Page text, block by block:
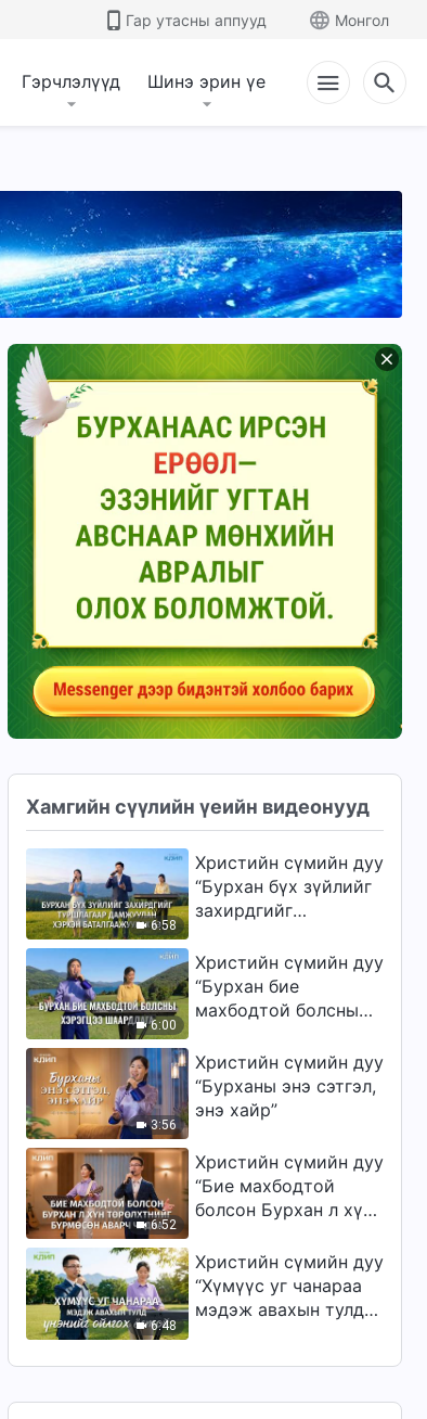
Гар утасны аппууд Монгол
Гэрчлэлүүд Шинэ эрин үе
үг
Хамгийн сүүлийн үеийн видеонууд
6:58
Христийн сүмийн дуу
“Бурхан бүх зүйлийг
захирдгийг
дамжуулан хэрхэн
баталгаажуулах вэ”
6:00
Христийн сүмийн дуу
“Бурхан бие
махбодтой болсны
3:56
Христийн сүмийн дуу
“Бурханы энэ сэтгэл,
энэ хайр”
6:52
Христийн сүмийн дуу
“Бие махбодтой
болсон Бурхан л хүн
бүрмөсөн аварч
чадна”
6:48
Христийн сүмийн дуу
“Хүмүүс уг чанараа
мэдэж авахын тулд